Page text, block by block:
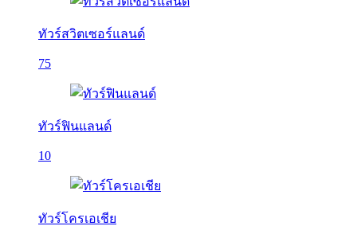
ทัวร์สวิตเซอร์แลนด์
75
ทัวร์ฟินแลนด์
10
ทัวร์โครเอเชีย